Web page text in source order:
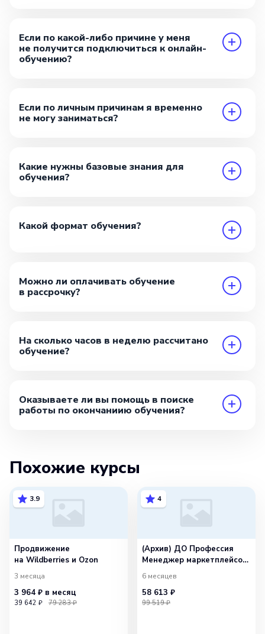
Если по какой-либо причине у меня
не получится подключиться к онлайн-
обучению?
Если по личным причинам я временно
не могу заниматься?
Какие нужны базовые знания для
обучения?
Какой формат обучения?
Можно ли оплачивать обучение
в рассрочку?
На сколько часов в неделю рассчитано
обучение?
Оказываете ли вы помощь в поиске
работы по окончаниию обучения?
Похожие курсы
3.9
Продвижение
на Wildberries и Ozon
3 месяца
3 964 ₽ в месяц
39 642 ₽ 79 283 ₽
4
(Архив) ДО Профессия
Менеджер маркетплейсов.
Специализация Ozon
6 месяцев
58 613 ₽
99 519 ₽